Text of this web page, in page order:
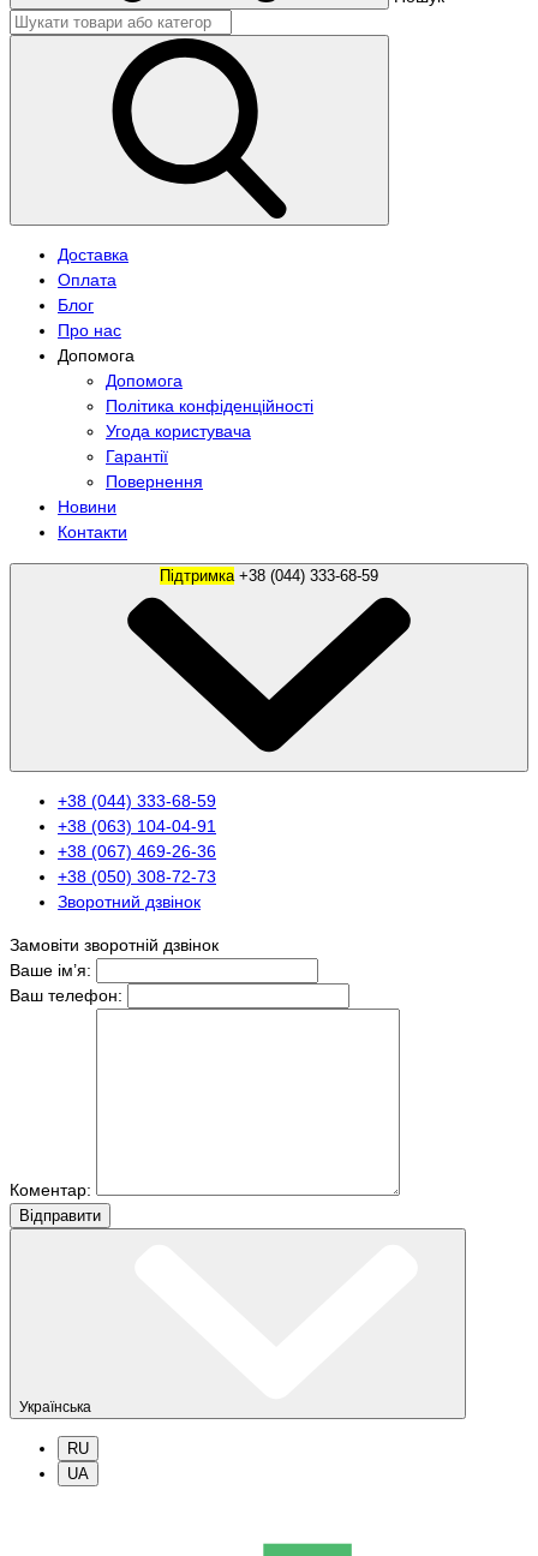
Доставка
Оплата
Блог
Про нас
Допомога
Допомога
Політика конфіденційності
Угода користувача
Гарантії
Повернення
Новини
Контакти
Підтримка
+38 (044) 333-68-59
+38 (063) 104-04-91
+38 (067) 469-26-36
+38 (050) 308-72-73
Зворотний дзвінок
Замовіти зворотній дзвінок
Ваше ім’я:
Ваш телефон:
Коментар:
Вiдправити
Українська
RU
UA